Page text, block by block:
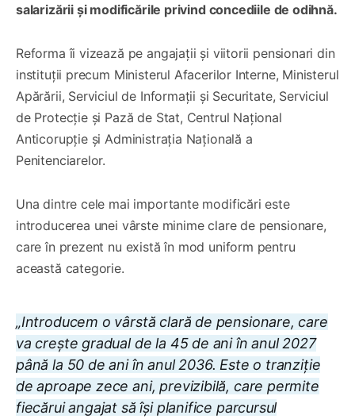
salarizării și modificările privind concediile de odihnă.
Reforma îi vizează pe angajații și viitorii pensionari din
instituții precum Ministerul Afacerilor Interne, Ministerul
Apărării, Serviciul de Informații și Securitate, Serviciul
de Protecție și Pază de Stat, Centrul Național
Anticorupție și Administrația Națională a
Penitenciarelor.
Una dintre cele mai importante modificări este
introducerea unei vârste minime clare de pensionare,
care în prezent nu există în mod uniform pentru
această categorie.
„Introducem o vârstă clară de pensionare, care
va crește gradual de la 45 de ani în anul 2027
până la 50 de ani în anul 2036. Este o tranziție
de aproape zece ani, previzibilă, care permite
fiecărui angajat să își planifice parcursul